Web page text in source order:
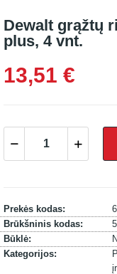
Dewalt grąžtų
plus, 4 vnt.
13,51 €
Prekės kodas:
Brūkšninis kodas:
Būklė:
Kategorijos: